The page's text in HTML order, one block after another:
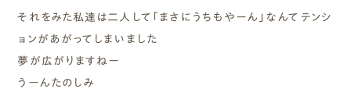
それをみた私達は二人して「まさにうちもやーん」なんてテンシ
ョンがあがってしまいました
夢が広がりますねー
うーんたのしみ